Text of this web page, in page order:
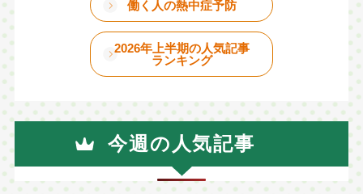
働く人の熱中症予防
2026年上半期の人気記事
ランキング
今週の人気記事